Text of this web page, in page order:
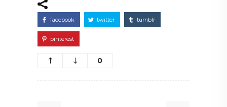
facebook twitter tumblr
pinterest
0